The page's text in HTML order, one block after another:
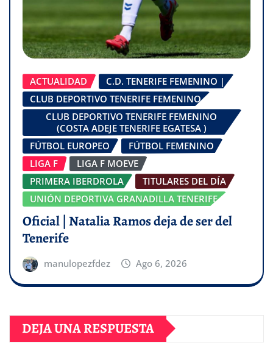
ACTUALIDAD
C.D. TENERIFE FEMENINO |
CLUB DEPORTIVO TENERIFE FEMENINO
CLUB DEPORTIVO TENERIFE FEMENINO
(COSTA ADEJE TENERIFE EGATESA )
FÚTBOL EUROPEO
FÚTBOL FEMENINO
LIGA F
LIGA F MOEVE
PRIMERA IBERDROLA
TITULARES DEL DÍA
UNIÓN DEPORTIVA GRANADILLA TENERIFE
Oficial | Natalia Ramos deja de ser del
Tenerife
manulopezfdez Ago 6, 2026
DEJA UNA RESPUESTA